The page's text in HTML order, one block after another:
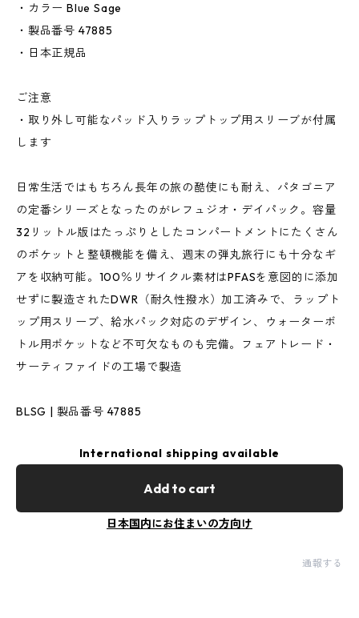
・カラー Blue Sage
・製品番号 47885
・日本正規品
ご注意
・取り外し可能なパッド入りラップトップ用スリーブが付属
します
日常生活ではもちろん長年の旅の酷使にも耐え、パタゴニア
の定番シリーズとなったのがレフュジオ・デイパック。容量
32リットル版はたっぷりとしたコンパートメントにたくさん
のポケットと整頓機能を備え、週末の弾丸旅行にも十分なギ
アを収納可能。100％リサイクル素材はPFASを意図的に添加
せずに製造されたDWR（耐久性撥水）加工済みで、ラップト
ップ用スリーブ、給水パック対応のデザイン、ウォーターボ
トル用ポケットなど不可欠なものも完備。フェアトレード・
サーティファイドの工場で製造
BLSG | 製品番号 47885
International shipping available
Add to cart
日本国内にお住まいの方向け
通報する